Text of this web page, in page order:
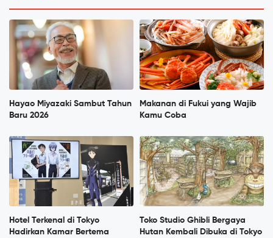
Hayao Miyazaki Sambut Tahun
Baru 2026
Makanan di Fukui yang Wajib
Kamu Coba
Hotel Terkenal di Tokyo
Hadirkan Kamar Bertema
Toko Studio Ghibli Bergaya
Hutan Kembali Dibuka di Tokyo